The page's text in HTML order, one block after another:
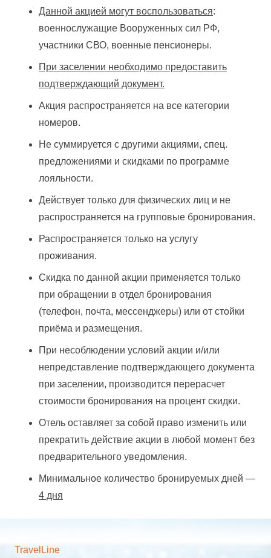
Данной акцией могут воспользоваться:
военнослужащие Вооруженных сил РФ,
участники СВО, военные пенсионеры.
При заселении необходимо предоставить
подтверждающий документ.
Акция распространяется на все категории
номеров.
Не суммируется с другими акциями, спец.
предложениями и скидками по программе
лояльности.
Действует только для физических лиц и не
распространяется на групповые бронирования.
Распространяется только на услугу
проживания.
Скидка по данной акции применяется только
при обращении в отдел бронирования
(телефон, почта, мессенджеры) или от стойки
приёма и размещения.
При несоблюдении условий акции и/или
непредставление подтверждающего документа
при заселении, производится перерасчет
стоимости бронирования на процент скидки.
Отель оставляет за собой право изменить или
прекратить действие акции в любой момент без
предварительного уведомления.
Минимальное количество бронируемых дней —
4 дня
TravelLine